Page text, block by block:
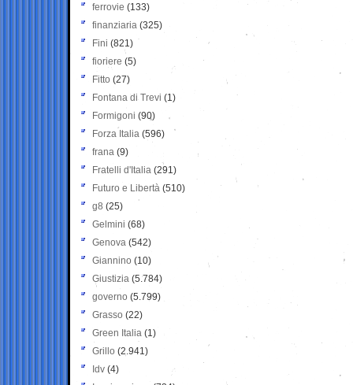
ferrovie (133)
finanziaria (325)
Fini (821)
fioriere (5)
Fitto (27)
Fontana di Trevi (1)
Formigoni (90)
Forza Italia (596)
frana (9)
Fratelli d'Italia (291)
Futuro e Libertà (510)
g8 (25)
Gelmini (68)
Genova (542)
Giannino (10)
Giustizia (5.784)
governo (5.799)
Grasso (22)
Green Italia (1)
Grillo (2.941)
Idv (4)